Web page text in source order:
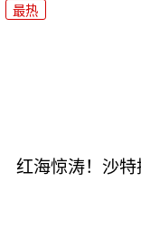
最热
红海惊涛！沙